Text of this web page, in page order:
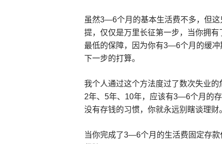
虽然3—6个月的基本生活费不多，但
提，仅仅是万里长征第一步，当你拥
最低的保障，因为你有3—6个月的缓
下一步的打算。
我个人通过这个方法度过了数次失业
2年、5年、10年，应该有3—6个月的
没有存钱的习惯，你就永远别瞎谈理财
当你完成了3—6个月的生活费固定存